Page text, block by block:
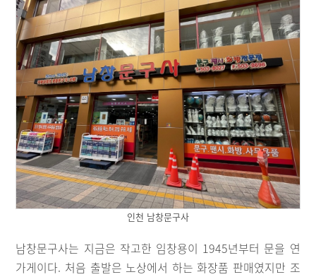
인천 남창문구사
남창문구사는 지금은 작고한 임창용이 1945년부터 문을 연
가게이다. 처음 출발은 노상에서 하는 화장품 판매였지만 조